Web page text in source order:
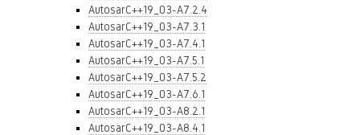
AutosarC++19_03-A7.2.4
AutosarC++19_03-A7.3.1
AutosarC++19_03-A7.4.1
AutosarC++19_03-A7.5.1
AutosarC++19_03-A7.5.2
AutosarC++19_03-A7.6.1
AutosarC++19_03-A8.2.1
AutosarC++19_03-A8.4.1